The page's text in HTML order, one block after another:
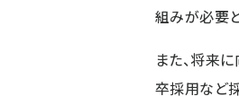
組みが必要
また、将来
卒採用など